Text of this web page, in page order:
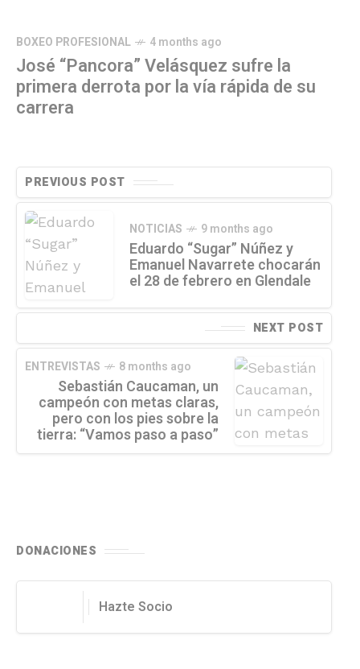
BOXEO PROFESIONAL 4 months ago
José “Pancora” Velásquez sufre la
primera derrota por la vía rápida de su
carrera
PREVIOUS POST
NOTICIAS 9 months ago
Eduardo “Sugar” Núñez y
Emanuel Navarrete chocarán
el 28 de febrero en Glendale
NEXT POST
ENTREVISTAS 8 months ago
Sebastián Caucaman, un
campeón con metas claras,
pero con los pies sobre la
tierra: “Vamos paso a paso”
DONACIONES
Hazte Socio